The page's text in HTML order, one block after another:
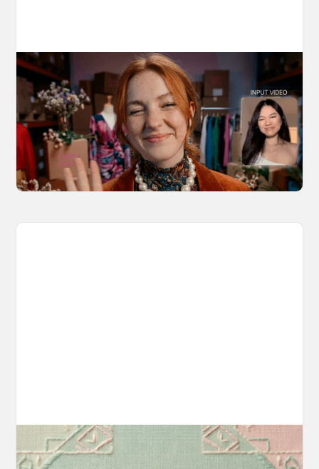
10 Types of Videos You Can Create with
Kling 3.0 Motion Control
Discover 10 video types you can create using
Kling 3.0 Motion Control on OpenArt, from
marketing to storytelling with amazingly
consistent motion and identity.
March 20, 2026
Introducing OpenArt Suite: Create